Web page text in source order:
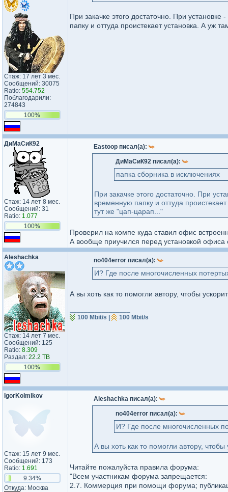
Стаж: 17 лет 3 мес.
Сообщений: 30075
Ratio: 554.752
Поблагодарили:
274843
100%
При закачке этого достаточно. При
папку и оттуда проистекает установка. А уж
ДиМаСиК92
Стаж: 14 лет 8 мес.
Сообщений: 31
Ratio: 1.077
100%
Eastoop писал(а):
ДиМаСиК92 писал(а):
папка сборника в исключениях
При закачке этого достаточно. При
временную папку и оттуда
тут же "цап-царап..."
Проверил на компе куда ставил офис
А вообще приучился перед установкой
Aleshachka
Стаж: 14 лет 7 мес.
Сообщений: 125
Ratio: 8.309
Раздал: 22.2 TB
100%
no404error писал(а):
И? Где после многочисленных
А вы хоть как то помогли автору, чтобы
100 Mbit/s |
100 Mbit/s
IgorKolmikov
Стаж: 15 лет 9 мес.
Сообщений: 173
Ratio: 1.691
9.34%
Откуда: Москва
Aleshachka писал(а):
no404error писал(а):
И? Где после многочисленных
А вы хоть как то помогли автору,
Читайте пожалуйста правила форума:
"Всем участникам форума запрещается:
2.7. Коммерция при помощи форума;